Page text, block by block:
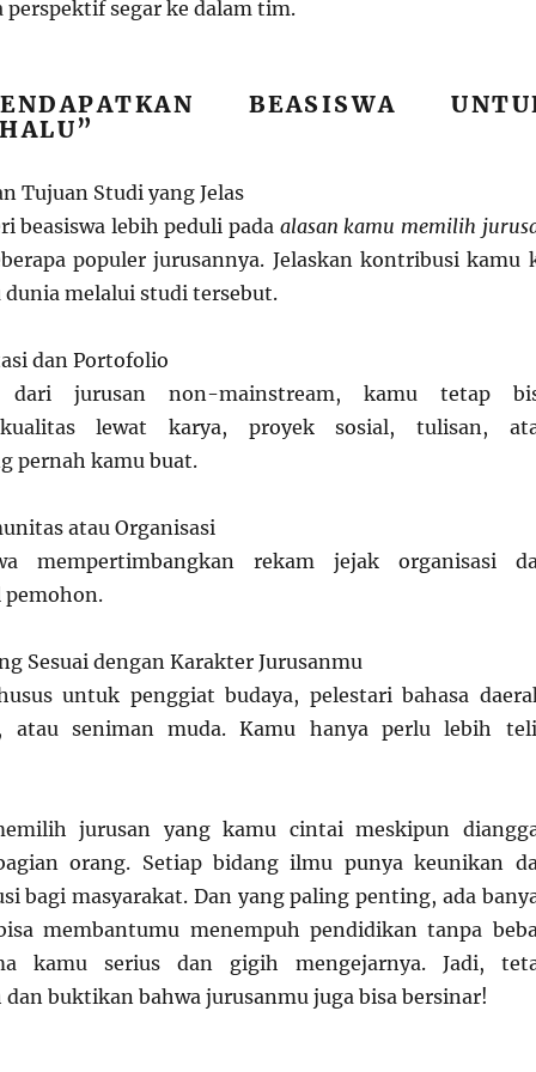
segar ke dalam tim.
BEASISWA
Tujuan Studi yang Jelas
beasiswa lebih peduli pada alasan kamu memilih
populer jurusannya. Jelaskan kontribusi kamu
dunia melalui studi tersebut.
dan Portofolio
dari jurusan non-mainstream, kamu tetap
lewat karya, proyek sosial, tulisan,
pernah kamu buat.
atau Organisasi
mempertimbangkan rekam jejak organisasi
Sesuai dengan Karakter Jurusanmu
untuk penggiat budaya, pelestari bahasa
atau seniman muda. Kamu hanya perlu lebih
jurusan yang kamu cintai meskipun
orang. Setiap bidang ilmu punya keunikan
bagi masyarakat. Dan yang paling penting, ada
membantumu menempuh pendidikan tanpa
kamu serius dan gigih mengejarnya. Jadi,
buktikan bahwa jurusanmu juga bisa bersinar!